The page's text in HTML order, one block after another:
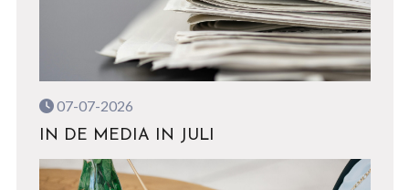
07-07-2026
IN DE MEDIA IN JULI